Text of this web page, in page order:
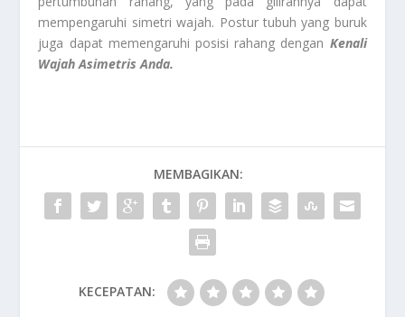
mempengaruhi simetri wajah. Postur tubuh yang buruk
juga dapat memengaruhi posisi rahang dengan Kenali
Wajah Asimetris Anda.
MEMBAGIKAN:
KECEPATAN: